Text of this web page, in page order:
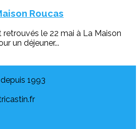
Roucas
le 22 mai à La Maison
un déjeuner...
1993